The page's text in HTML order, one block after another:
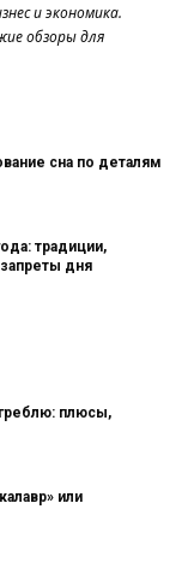
и экономика.
обзоры для
сна по деталям
традиции,
дня
плюсы,
или